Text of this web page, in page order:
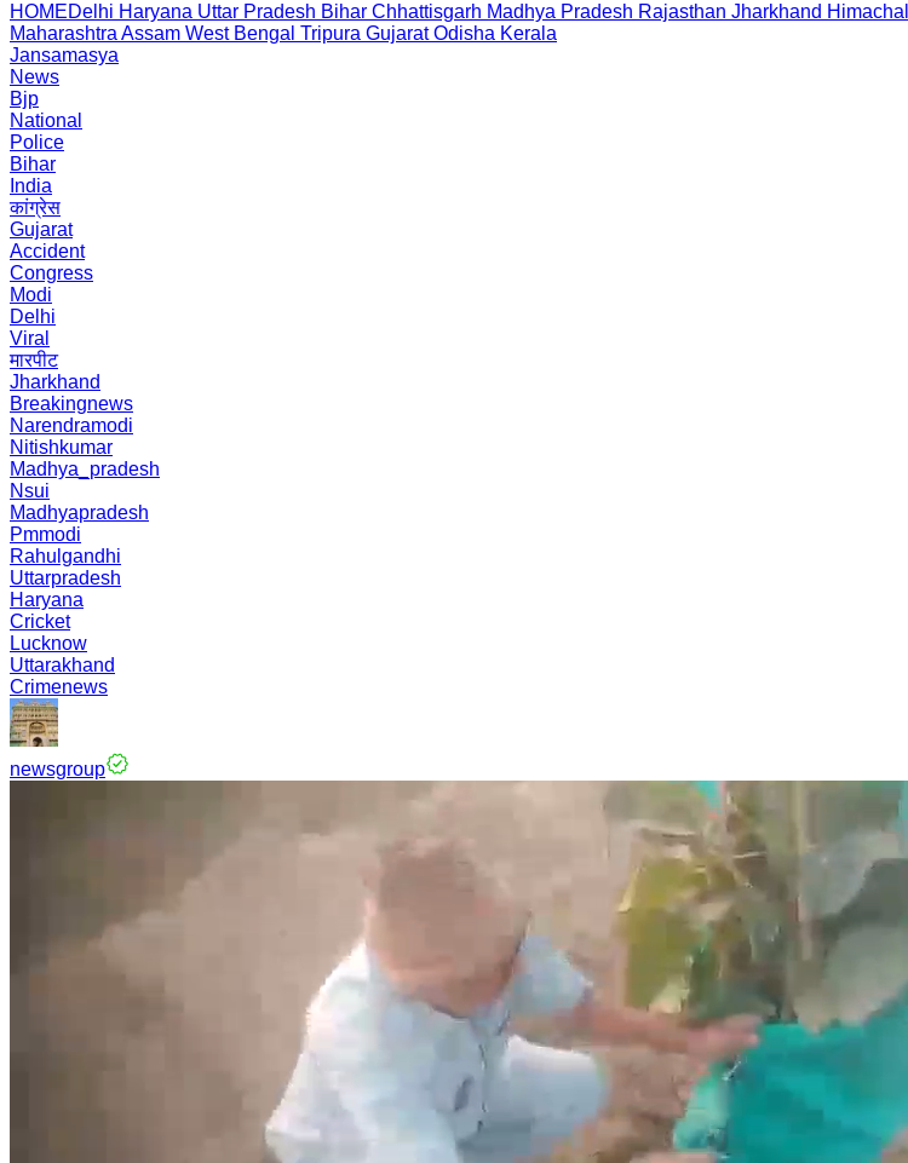
HOMEDelhi Haryana Uttar Pradesh Bihar Chhattisgarh Madhya Pradesh Rajasthan Jharkhand
Maharashtra Assam West Bengal Tripura Gujarat Odisha Kerala
Jansamasya
News
Bjp
National
Police
Bihar
India
कांग्रेस
Gujarat
Accident
Congress
Modi
Delhi
Viral
मारपीट
Jharkhand
Breakingnews
Narendramodi
Nitishkumar
Madhya_pradesh
Nsui
Madhyapradesh
Pmmodi
Rahulgandhi
Uttarpradesh
Haryana
Cricket
Lucknow
Uttarakhand
Crimenews
newsgroup